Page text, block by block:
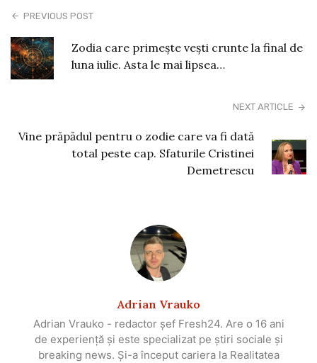
PREVIOUS POST
Zodia care primește vești crunte la final de
luna iulie. Asta le mai lipsea…
NEXT ARTICLE
Vine prăpădul pentru o zodie care va fi dată
total peste cap. Sfaturile Cristinei
Demetrescu
Adrian Vrauko
Adrian Vrauko - redactor șef Fresh24. Are o 16 ani
de experiență și este specializat pe știri sociale și
breaking news. Și-a început cariera la Realitatea